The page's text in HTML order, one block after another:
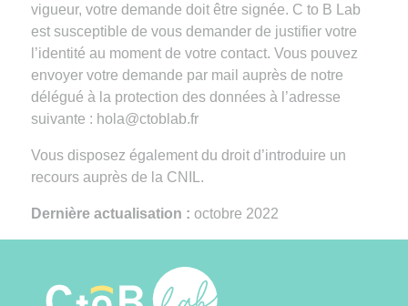
vigueur, votre demande doit être signée. C to B Lab
est susceptible de vous demander de justifier votre
l’identité au moment de votre contact. Vous pouvez
envoyer votre demande par mail auprès de notre
délégué à la protection des données à l’adresse
suivante : hola@ctoblab.fr
Vous disposez également du droit d’introduire un
recours auprès de la CNIL.
Dernière actualisation : octobre 2022